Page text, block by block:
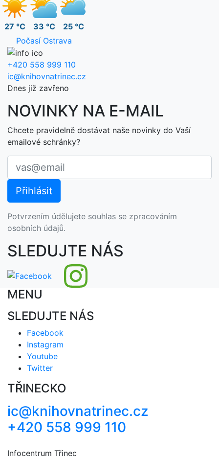
27 °C 33 °C
25 °C
Počasí Ostrava
+420 558 999 110
ic@knihovnatrinec.cz
Dnes již zavřeno
NOVINKY NA E-MAIL
Chcete pravidelně dostávat naše novinky do Vaší
emailové schránky?
Potvrzením údělujete souhlas se zpracováním
osobních údajů.
SLEDUJTE NÁS
MENU
SLEDUJTE NÁS
Facebook
Instagram
Youtube
Twitter
TŘINECKO
ic@knihovnatrinec.cz
+420 558 999 110
Infocentrum Třinec